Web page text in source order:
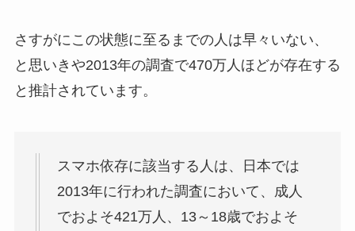
さすがにこの状態に至るまでの人は早々いない、
と思いきや2013年の調査で470万人ほどが存在する
と推計されています。
スマホ依存に該当する人は、日本では
2013年に行われた調査において、成人
でおよそ421万人、13～18歳でおよそ